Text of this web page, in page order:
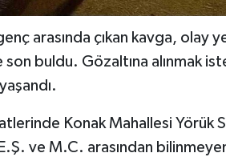
arasında çıkan kavga, olay
son buldu. Gözaltına alınmak
Konak Mahallesi Yörük
ve M.C. arasından